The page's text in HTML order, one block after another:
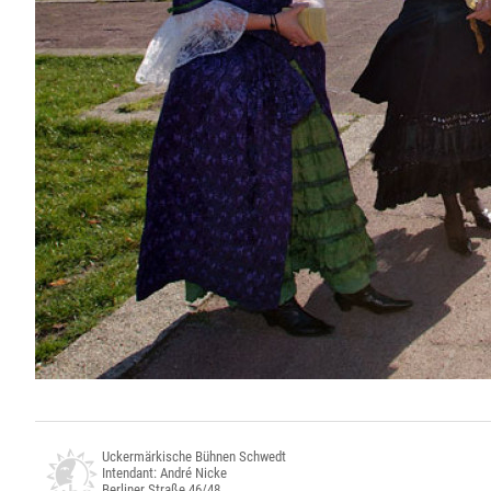
Uckermärkische Bühnen Schwedt
Intendant: André Nicke